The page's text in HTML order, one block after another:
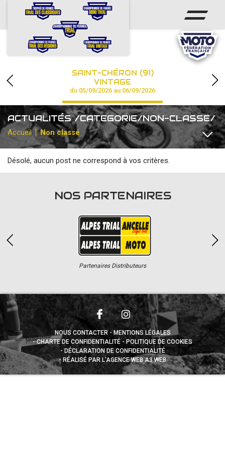
ACCUEIL
CALENDRIER
CHAMPIONNAT
RÉSULTATS
PHOTOS / VIDÉOS
PARTENAIRES
SAINT-CHÉRON (91)
VINTAGE
du 05/09/2026 au 06/09/2026
ACTUALITÉS /CATEGORIE/NON-CLASSE/
Accueil Non classé
Désolé, aucun post ne correspond à vos critères.
NOS PARTENAIRES
Partenaires Distributeurs
NOUS CONTACTER
MENTIONS LÉGALES
CHARTE DE CONFIDENTIALITÉ
POLITIQUE DE COOKIES
DÉCLARATION DE CONFIDENTIALITÉ
RÉALISÉ PAR L’AGENCE WEB A3 WEB